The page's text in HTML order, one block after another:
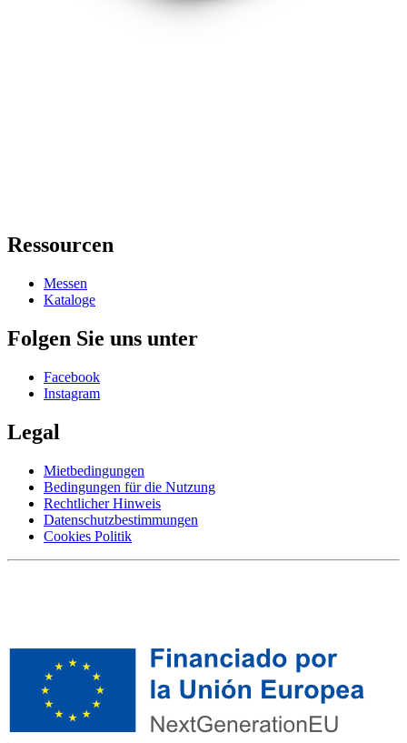
Ressourcen
Messen
Kataloge
Folgen Sie uns unter
Facebook
Instagram
Legal
Mietbedingungen
Bedingungen für die Nutzung
Rechtlicher Hinweis
Datenschutzbestimmungen
Cookies Politik